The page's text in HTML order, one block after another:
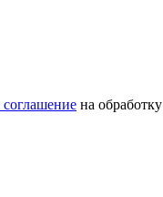
соглашение на